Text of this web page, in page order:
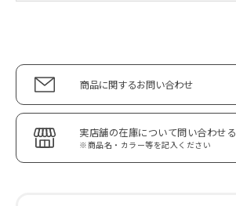
商品に関するお問い合わせ
実店舗の在庫について問い合わせる
※商品名・カラー等を記入ください